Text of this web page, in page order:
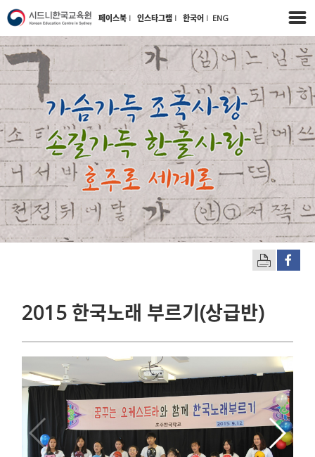
페이스북 l 인스타그램 l 한국어 l ENG
2015 한국노래 부르기(상급반)